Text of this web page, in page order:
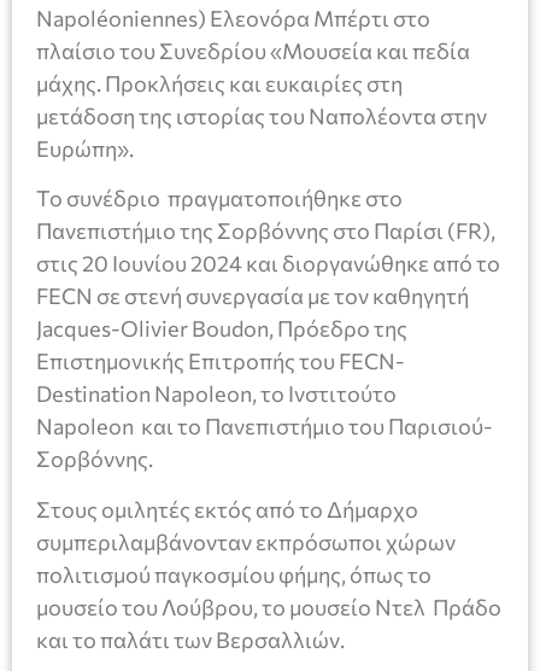
Napoléoniennes) Ελεονόρα Μπέρτι στο
πλαίσιο του Συνεδρίου «Μουσεία και πεδία
μάχης. Προκλήσεις και ευκαιρίες στη
μετάδοση της ιστορίας του Ναπολέοντα στην
Ευρώπη».
Το συνέδριο πραγματοποιήθηκε στο
Πανεπιστήμιο της Σορβόννης στο Παρίσι (FR),
στις 20 Ιουνίου 2024 και διοργανώθηκε από το
FECN σε στενή συνεργασία με τον καθηγητή
Jacques-Olivier Boudon, Πρόεδρο της
Επιστημονικής Επιτροπής του FECN-
Destination Napoleon, το Ινστιτούτο
Napoleon και το Πανεπιστήμιο του Παρισιού-
Σορβόννης.
Στους ομιλητές εκτός από το Δήμαρχο
συμπεριλαμβάνονταν εκπρόσωποι χώρων
πολιτισμού παγκοσμίου φήμης, όπως το
μουσείο του Λούβρου, το μουσείο Ντελ Πράδο
και το παλάτι των Βερσαλλιών.